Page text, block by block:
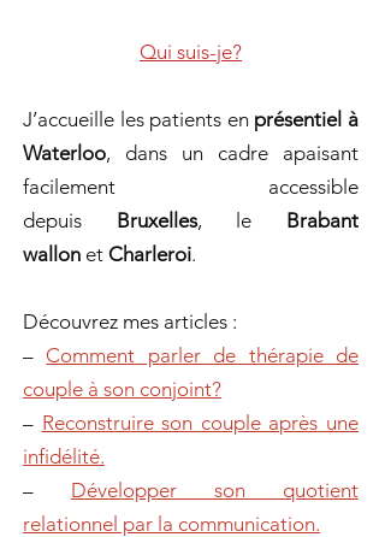
Qui suis-je?
J’accueille les patients en présentiel à
Waterloo, dans un cadre apaisant
facilement accessible
depuis Bruxelles, le Brabant
wallon et Charleroi.
Découvrez mes articles :
– Comment parler de thérapie de
couple à son conjoint?
– Reconstruire son couple après une
infidélité.
– Développer son quotient
relationnel par la communication.